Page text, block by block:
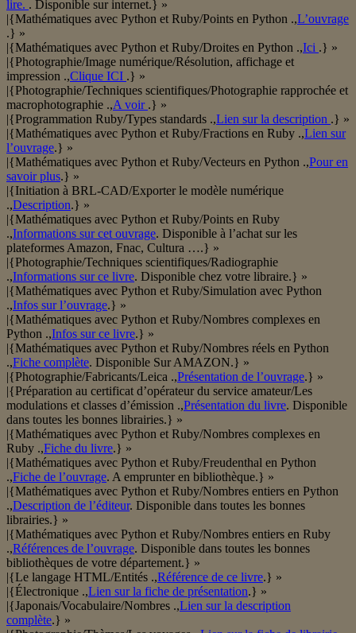
lire. . Disponible sur internet.} »
|{Mathématiques avec Python et Ruby/Points en Python .,L’ouvrage
.} »
|{Mathématiques avec Python et Ruby/Droites en Python .,Ici .} »
|{Photographie/Image numérique/Résolution, affichage et
impression .,Clique ICI .} »
|{Photographie/Techniques scientifiques/Photographie rapprochée et
macrophotographie .,A voir .} »
|{Programmation Ruby/Types standards .,Lien sur la description .} »
|{Mathématiques avec Python et Ruby/Fractions en Ruby .,Lien sur
l’ouvrage.} »
|{Mathématiques avec Python et Ruby/Vecteurs en Python .,Pour en
savoir plus.} »
|{Initiation à BRL-CAD/Exporter le modèle numérique
.,Description.} »
|{Mathématiques avec Python et Ruby/Points en Ruby
.,Informations sur cet ouvrage. Disponible à l’achat sur les
plateformes Amazon, Fnac, Cultura ….} »
|{Photographie/Techniques scientifiques/Radiographie
.,Informations sur ce livre. Disponible chez votre libraire.} »
|{Mathématiques avec Python et Ruby/Simulation avec Python
.,Infos sur l’ouvrage.} »
|{Mathématiques avec Python et Ruby/Nombres complexes en
Python .,Infos sur ce livre.} »
|{Mathématiques avec Python et Ruby/Nombres réels en Python
.,Fiche complète. Disponible Sur AMAZON.} »
|{Photographie/Fabricants/Leica .,Présentation de l’ouvrage.} »
|{Préparation au certificat d’opérateur du service amateur/Les
modulations et classes d’émission .,Présentation du livre. Disponible
dans toutes les bonnes librairies.} »
|{Mathématiques avec Python et Ruby/Nombres complexes en
Ruby .,Fiche du livre.} »
|{Mathématiques avec Python et Ruby/Freudenthal en Python
.,Fiche de l’ouvrage. A emprunter en bibliothèque.} »
|{Mathématiques avec Python et Ruby/Nombres entiers en Python
.,Description de l’éditeur. Disponible dans toutes les bonnes
librairies.} »
|{Mathématiques avec Python et Ruby/Nombres entiers en Ruby
.,Références de l’ouvrage. Disponible dans toutes les bonnes
bibliothèques de votre département.} »
|{Le langage HTML/Entités .,Référence de ce livre.} »
|{Électronique .,Lien sur la fiche de présentation.} »
|{Japonais/Vocabulaire/Nombres .,Lien sur la description
complète.} »